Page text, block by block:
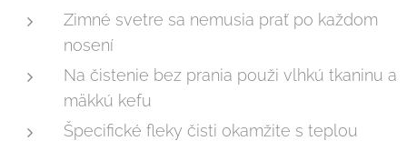
Zimné svetre sa nemusia prať po každom
nosení
Na čistenie bez prania použi vlhkú tkaninu a
mäkkú kefu
Špecifické fleky čisti okamžite s teplou